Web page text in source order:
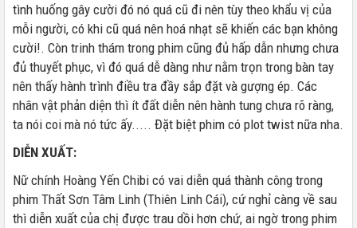
tình huống gây cười đó nó quá cũ đi nên tùy theo khẩu vị của
mỗi người, có khi cũ quá nên hoá nhạt sẽ khiến các bạn không
cười!. Còn trinh thám trong phim cũng đủ hấp dẫn nhưng chưa
đủ thuyết phục, vì đó quá dễ dàng như nằm trọn trong bàn tay
nên thấy hành trình điều tra đầy sắp đặt và gượng ép. Các
nhân vật phản diện thì ít đất diễn nên hành tung chưa rõ ràng,
ta nói coi mà nó tức ấy..... Đặt biệt phim có plot twist nữa nha.
DIỄN XUẤT:
Nữ chính Hoàng Yến Chibi có vai diễn quá thành công trong
phim Thất Sơn Tâm Linh (Thiên Linh Cái), cứ nghỉ càng về sau
thì diễn xuất của chị được trau dồi hơn chứ, ai ngờ trong phim